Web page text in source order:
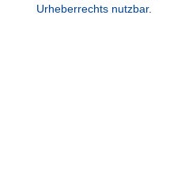
Urheberrechts nutzbar.